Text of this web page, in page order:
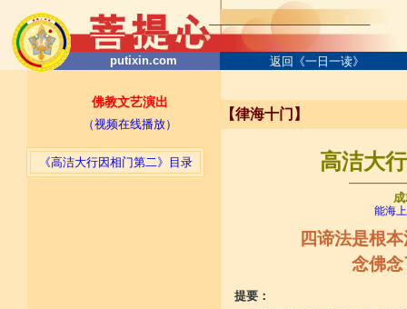
《高洁大行因相门第二》目录
putixin.com 返回《一日一读》
佛教文艺演出
（视频在线播放）
【律海十门】
高洁大
能海
四谛法是根
念佛
提要：